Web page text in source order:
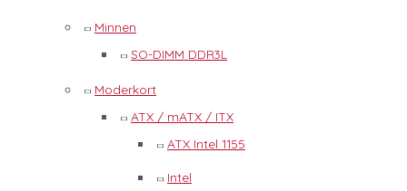
Minnen
SO-DIMM DDR3L
Moderkort
ATX / mATX / ITX
ATX Intel 1155
Intel